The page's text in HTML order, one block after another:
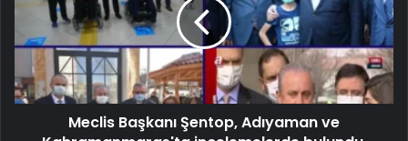
Meclis Başkanı Şentop, Adıyaman ve